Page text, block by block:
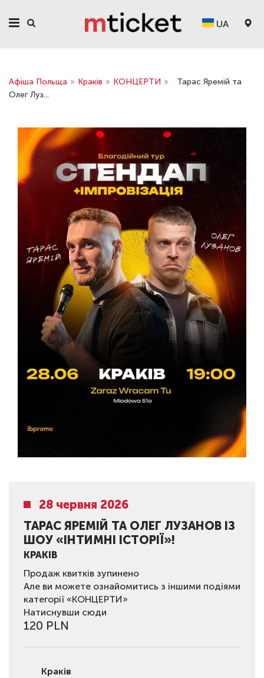
UA
Афіша Польща » Краків » КОНЦЕРТИ »
Тарас Яремій та
Олег Луз...
28 червня 2026
ТАРАС ЯРЕМІЙ ТА ОЛЕГ ЛУЗАНОВ ІЗ
ШОУ «ІНТИМНІ ІСТОРІЇ»!
КРАКІВ
Продаж квитків зупинено
Але ви можете ознайомитись з іншими подіями
категорії «КОНЦЕРТИ»
Натиснувши сюди
120 PLN
Краків